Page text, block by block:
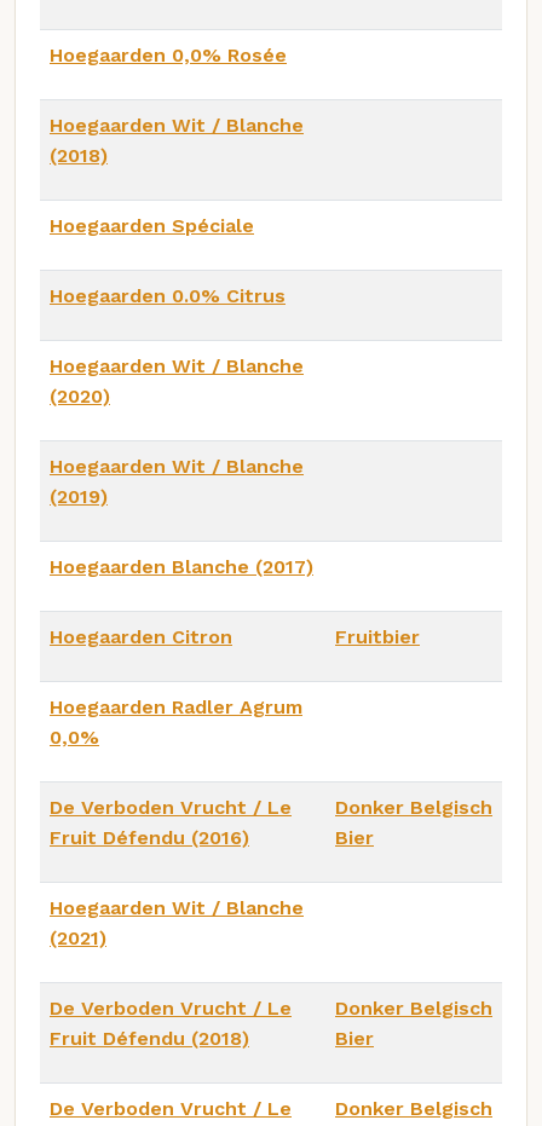
Hoegaarden 0,0% Rosée
Hoegaarden Wit / Blanche
(2018)
Hoegaarden Spéciale
Hoegaarden 0.0% Citrus
Hoegaarden Wit / Blanche
(2020)
Hoegaarden Wit / Blanche
(2019)
Hoegaarden Blanche (2017)
Hoegaarden Citron Fruitbier
Hoegaarden Radler Agrum
0,0%
De Verboden Vrucht / Le
Fruit Défendu (2016)
Donker Belgisch
Bier
Hoegaarden Wit / Blanche
(2021)
De Verboden Vrucht / Le
Fruit Défendu (2018)
Donker Belgisch
Bier
De Verboden Vrucht / Le
Donker Belgisch